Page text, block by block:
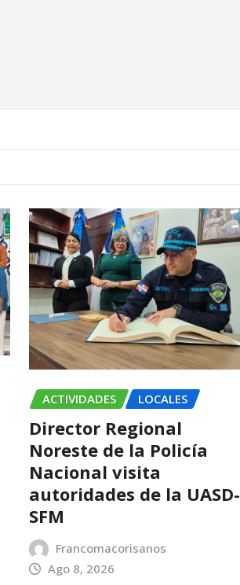
ACTIVIDADES LOCALES
Director Regional
Noreste de la Policía
Nacional visita
autoridades de la UASD-
SFM
Francomacorisanos
Ago 8, 2026